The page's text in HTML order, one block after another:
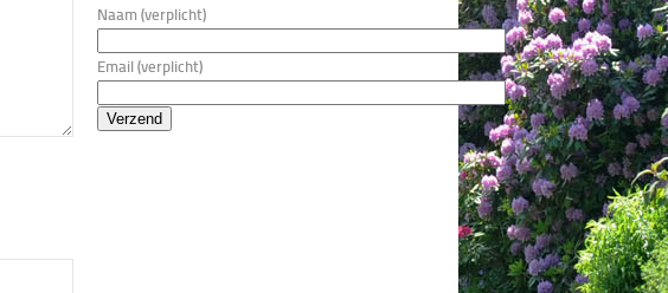
Naam (verplicht)
Email (verplicht)